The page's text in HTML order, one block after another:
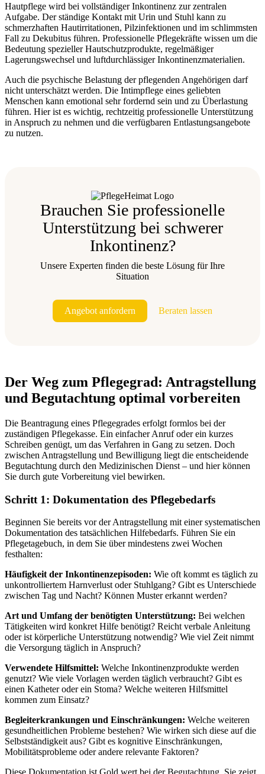
Hautpflege wird bei vollständiger Inkontinenz zur zentralen
Aufgabe. Der ständige Kontakt mit Urin und Stuhl kann zu
schmerzhaften Hautirritationen, Pilzinfektionen und im schlimmsten
Fall zu Dekubitus führen. Professionelle Pflegekräfte wissen um die
Bedeutung spezieller Hautschutzprodukte, regelmäßiger
Lagerungswechsel und luftdurchlässiger Inkontinenzmaterialien.
Auch die psychische Belastung der pflegenden Angehörigen darf
nicht unterschätzt werden. Die Intimpflege eines geliebten
Menschen kann emotional sehr fordernd sein und zu Überlastung
führen. Hier ist es wichtig, rechtzeitig professionelle Unterstützung
in Anspruch zu nehmen und die verfügbaren Entlastungsangebote
zu nutzen.
Brauchen Sie professionelle
Unterstützung bei schwerer
Inkontinenz?
Unsere Experten finden die beste Lösung für Ihre
Situation
Angebot anfordern Beraten lassen
Der Weg zum Pflegegrad: Antragstellung
und Begutachtung optimal vorbereiten
Die Beantragung eines Pflegegrades erfolgt formlos bei der
zuständigen Pflegekasse. Ein einfacher Anruf oder ein kurzes
Schreiben genügt, um das Verfahren in Gang zu setzen. Doch
zwischen Antragstellung und Bewilligung liegt die entscheidende
Begutachtung durch den Medizinischen Dienst – und hier können
Sie durch gute Vorbereitung viel bewirken.
Schritt 1: Dokumentation des Pflegebedarfs
Beginnen Sie bereits vor der Antragstellung mit einer systematischen
Dokumentation des tatsächlichen Hilfebedarfs. Führen Sie ein
Pflegetagebuch, in dem Sie über mindestens zwei Wochen
festhalten:
Häufigkeit der Inkontinenzepisoden: Wie oft kommt es täglich zu
unkontrolliertem Harnverlust oder Stuhlgang? Gibt es Unterschiede
zwischen Tag und Nacht? Können Muster erkannt werden?
Art und Umfang der benötigten Unterstützung: Bei welchen
Tätigkeiten wird konkret Hilfe benötigt? Reicht verbale Anleitung
oder ist körperliche Unterstützung notwendig? Wie viel Zeit nimmt
die Versorgung täglich in Anspruch?
Verwendete Hilfsmittel: Welche Inkontinenzprodukte werden
genutzt? Wie viele Vorlagen werden täglich verbraucht? Gibt es
einen Katheter oder ein Stoma? Welche weiteren Hilfsmittel
kommen zum Einsatz?
Begleiterkrankungen und Einschränkungen: Welche weiteren
gesundheitlichen Probleme bestehen? Wie wirken sich diese auf die
Selbstständigkeit aus? Gibt es kognitive Einschränkungen,
Mobilitätsprobleme oder andere relevante Faktoren?